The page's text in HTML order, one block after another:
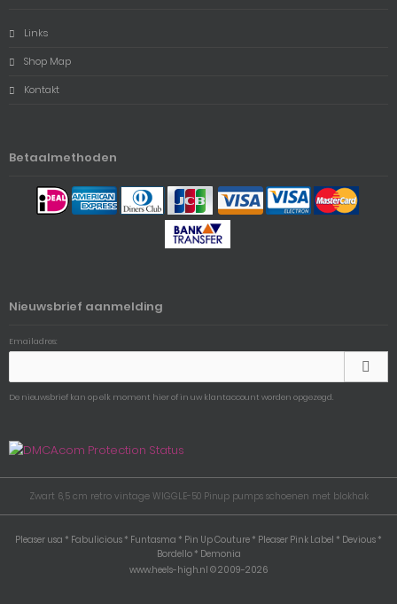
Links
Shop Map
Kontakt
Betaalmethoden
Nieuwsbrief aanmelding
Emailadres:
De nieuwsbrief kan op elk moment hier of in uw klantaccount worden opgezegd.
Zwart 6,5 cm retro vintage WIGGLE-50 Pinup pumps schoenen met blokhak
Pleaser usa * Fabulicious * Funtasma * Pin Up Couture * Pleaser Pink Label * Devious *
Bordello * Demonia
www.heels-high.nl © 2009-2026